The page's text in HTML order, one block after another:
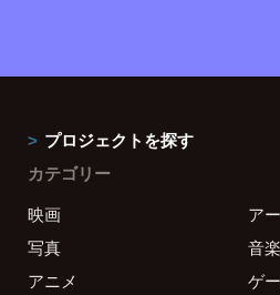
プロジェクトを探す
カテゴリー
映画
ア
写真
音楽
アニメ
ゲ